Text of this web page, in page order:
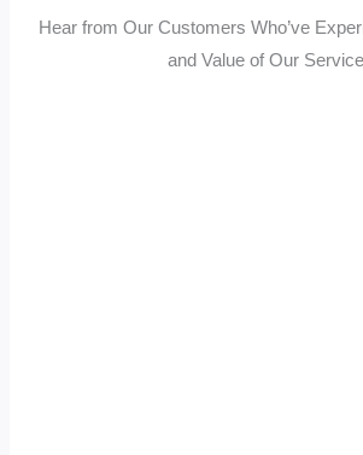
Hear from Our Customers Who’ve
and Value of Our